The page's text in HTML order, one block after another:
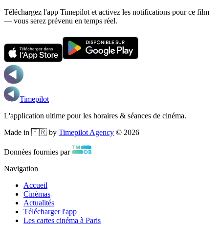
Téléchargez l'app Timepilot et activez les notifications pour ce film
— vous serez prévenu en temps réel.
Timepilot
L'application ultime pour les horaires & séances de cinéma.
Made in 🇫🇷 by Timepilot Agency © 2026
Données fournies par
Navigation
Accueil
Cinémas
Actualités
Télécharger l'app
Les cartes cinéma à Paris